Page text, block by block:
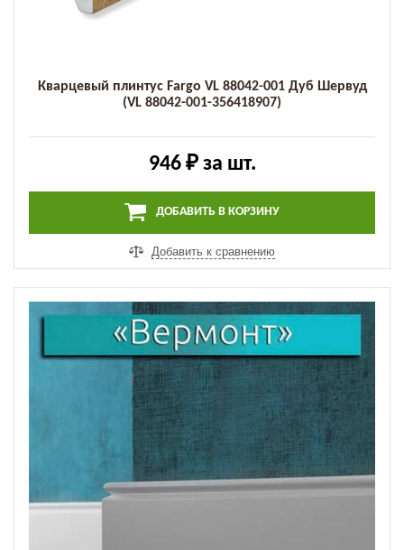
Кварцевый плинтус Fargo VL 88042-001 Дуб Шервуд
(VL 88042-001-356418907)
946 ₽за шт.
ДОБАВИТЬ В КОРЗИНУ
Добавить к сравнению